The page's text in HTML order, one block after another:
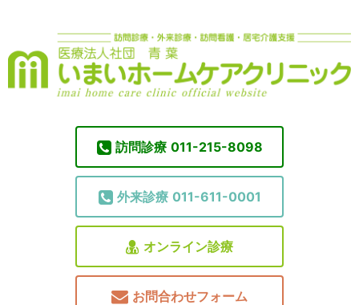
訪問診療 011-215-8098
外来診療 011-611-0001
オンライン診療
お問合わせフォーム